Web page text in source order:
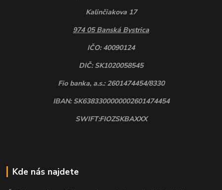
Kalinčiakova 17
974 05 Banská Bystrica
IČO: 40090124
DIČ: SK1020058545
Fio banka, a.s.: 2601474454/8330
IBAN: SK6383300000002601474454
SWIFT:FIOZSKBAXXX
Kde nás najdete